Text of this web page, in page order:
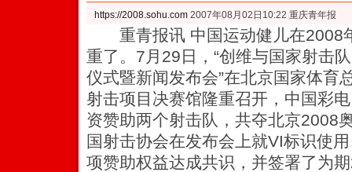
https://2008.sohu.com 2007年08月02日10:22 重庆青年报
重青报讯 中国运动健儿在2008
重了。7月29日，“创维与国家射击
仪式暨新闻发布会”在北京国家体育
射击项目决赛馆隆重召开，中国彩
资赞助两个射击队，共夺北京2008
国射击协会在发布会上就VI标识使
项赞助权益达成共识，并签署了为